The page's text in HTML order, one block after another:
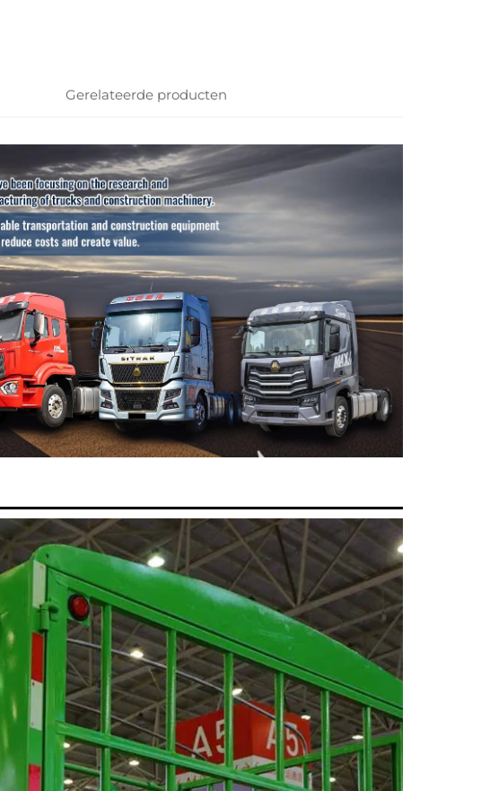
Gerelateerde producten